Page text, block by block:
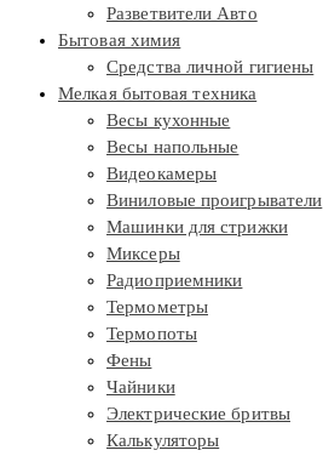
Разветвители Авто
Бытовая химия
Средства личной гигиены
Мелкая бытовая техника
Весы кухонные
Весы напольные
Видеокамеры
Виниловые проигрыватели
Машинки для стрижки
Миксеры
Радиоприемники
Термометры
Термопоты
Фены
Чайники
Электрические бритвы
Калькуляторы